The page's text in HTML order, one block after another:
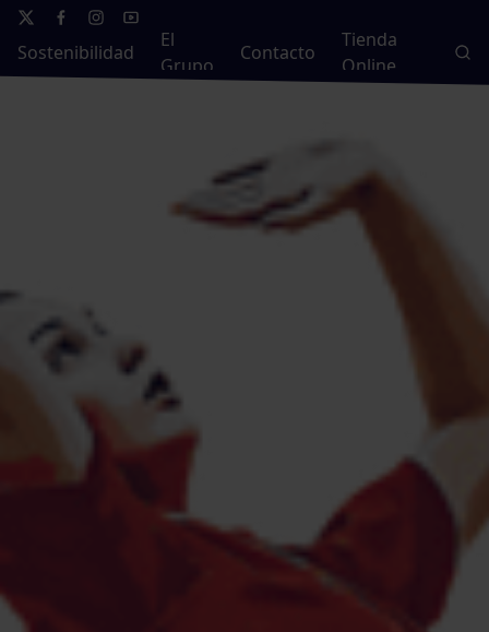
Sostenibilidad
El
Grupo
Contacto
Tienda
Online